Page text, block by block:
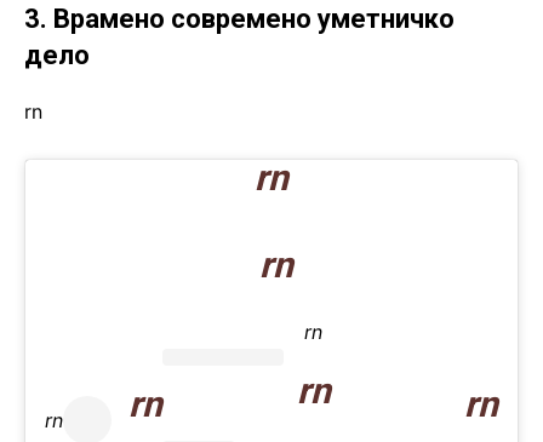
3. Врамено современо уметничко
дело
rn
rn
rn
rn rn
rn
rn
rn